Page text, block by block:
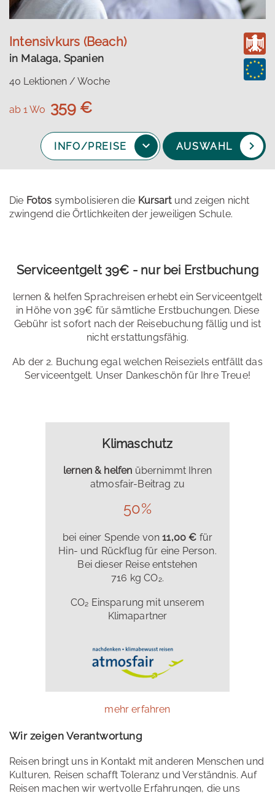
Intensivkurs (Beach)
in Malaga, Spanien
40 Lektionen / Woche
ab 1 Wo 359 €
INFO/PREISE AUSWAHL
Die Fotos symbolisieren die Kursartund zeigen nicht
zwingend die Örtlichkeiten der jeweiligen Schule.
Serviceentgelt 39€ - nur bei Erstbuchung
lernen & helfen Sprachreisen erhebt ein Serviceentgelt
in Höhe von 39€ für sämtliche Erstbuchungen. Diese
Gebühr ist sofort nach der Reisebuchung fällig und ist
nicht erstattungsfähig.
Ab der 2. Buchung egal welchen Reiseziels entfällt das
Serviceentgelt. Unser Dankeschön für Ihre Treue!
Klimaschutz
lernen & helfen übernimmt Ihren
atmosfair-Beitrag zu
50%
bei einer Spende von11,00 € für
Hin- und Rückflug für eine Person.
Bei dieser Reise entstehen
716 kg CO₂.
CO₂ Einsparung mit unserem
Klimapartner
mehr erfahren
Wir zeigen Verantwortung
Reisen bringt uns in Kontakt mit anderen Menschen und
Kulturen, Reisen schafft Toleranz und Verständnis. Auf
Reisen machen wir wertvolle Erfahrungen, die uns